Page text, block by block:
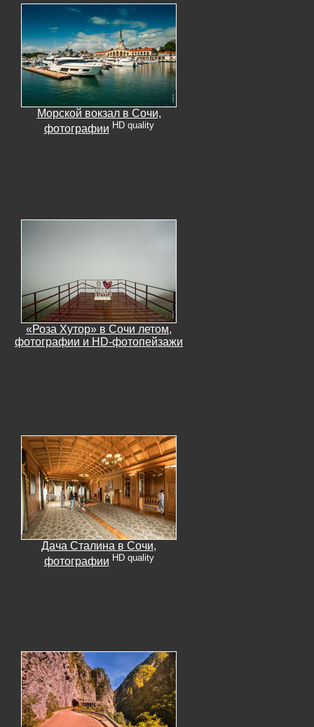
Морской вокзал в Сочи,
фотографии HD quality
«Роза Хутор» в Сочи летом,
фотографии и HD-фотопейзажи
Дача Сталина в Сочи,
фотографии HD quality